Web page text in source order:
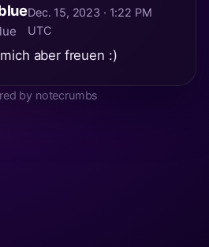
Dec. 15, 2023 · 1:22 PM
UTC
aber freuen :)
by notecrumbs